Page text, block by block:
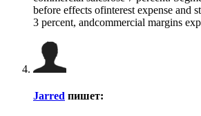
before effects ofinterest expense and
3 percent, andcommercial margins
Jarred пишет: